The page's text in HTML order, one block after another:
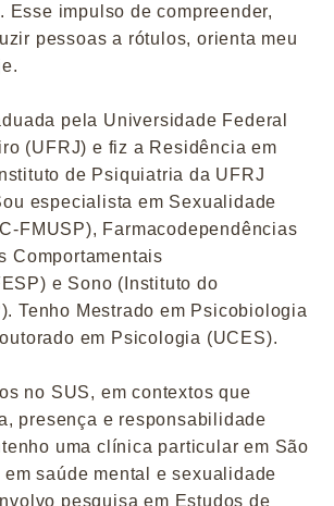
Esse impulso de compreender,
pessoas a rótulos, orienta meu
pela Universidade Federal
(UFRJ) e fiz a Residência em
de Psiquiatria da UFRJ
especialista em Sexualidade
FMUSP), Farmacodependências
Comportamentais
e Sono (Instituto do
Tenho Mestrado em Psicobiologia
em Psicologia (UCES).
no SUS, em contextos que
presença e responsabilidade
uma clínica particular em São
em saúde mental e sexualidade
pesquisa em Estudos de